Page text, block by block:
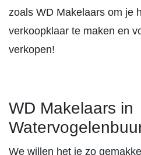
zoals WD Makelaars om je
verkoopklaar te maken en
verkopen!
WD Makelaars in
We willen het je zo